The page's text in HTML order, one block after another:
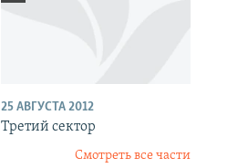
25 АВГУСТА 2012
Третий сектор
Смотреть все части